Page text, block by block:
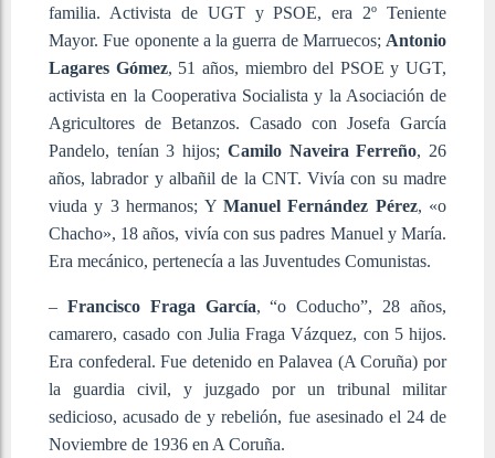
familia. Activista de UGT y PSOE, era 2º Teniente
Mayor. Fue oponente a la guerra de Marruecos; Antonio
Lagares Gómez, 51 años, miembro del PSOE y UGT,
activista en la Cooperativa Socialista y la Asociación de
Agricultores de Betanzos. Casado con Josefa García
Pandelo, tenían 3 hijos; Camilo Naveira Ferreño, 26
años, labrador y albañil de la CNT. Vivía con su madre
viuda y 3 hermanos; Y Manuel Fernández Pérez, «o
Chacho», 18 años, vivía con sus padres Manuel y María.
Era mecánico, pertenecía a las Juventudes Comunistas.
– Francisco Fraga García, “o Coducho”, 28 años,
camarero, casado con Julia Fraga Vázquez, con 5 hijos.
Era confederal. Fue detenido en Palavea (A Coruña) por
la guardia civil, y juzgado por un tribunal militar
sedicioso, acusado de y rebelión, fue asesinado el 24 de
Noviembre de 1936 en A Coruña.